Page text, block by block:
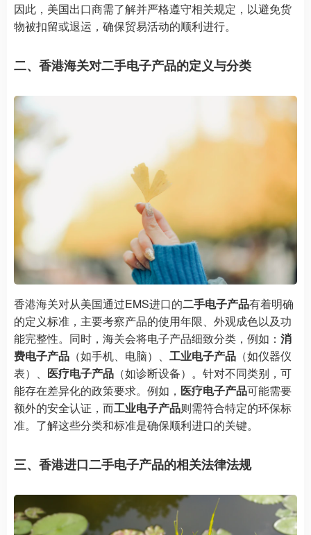
因此，美国出口商需了解并严格遵守相关规定，以避免货
物被扣留或退运，确保贸易活动的顺利进行。
二、香港海关对二手电子产品的定义与分类
香港海关对从美国通过EMS进口的二手电子产品有着明确
的定义标准，主要考察产品的使用年限、外观成色以及功
能完整性。同时，海关会将电子产品细致分类，例如： 消
费电子产品 （如手机、电脑）、 工业电子产品 （如仪器仪
表）、 医疗电子产品 （如诊断设备）。针对不同类别，可
能存在差异化的政策要求。例如， 医疗电子产品可能需要
额外的安全认证，而工业电子产品则需符合特定的环保标
准。了解这些分类和标准是确保顺利进口的关键。
三、香港进口二手电子产品的相关法律法规